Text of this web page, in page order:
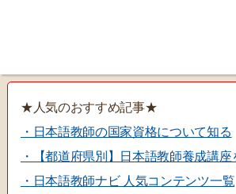
★人気のおすすめ記事★
・日本語教師の国家資格について知る
・【都道府県別】日本語教師養成講座
・日本語教師ナビ 人気コンテンツ一覧